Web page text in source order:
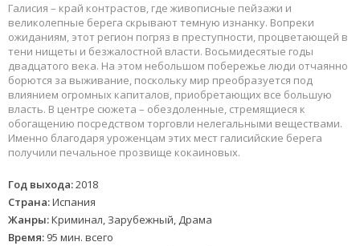
Галисия – край контрастов, где живописные пейзажи и
великолепные берега скрывают темную изнанку. Вопреки
ожиданиям, этот регион погряз в преступности, процветающей в
тени нищеты и безжалостной власти. Восьмидесятые годы
двадцатого века. На этом небольшом побережье люди отчаянно
борются за выживание, поскольку мир преобразуется под
влиянием огромных капиталов, приобретающих все большую
власть. В центре сюжета – обездоленные, стремящиеся к
обогащению посредством торговли нелегальными веществами.
Именно благодаря уроженцам этих мест галисийские берега
получили печальное прозвище кокаиновых.
Год выхода:2018
Страна:Испания
Жанры:Криминал, Зарубежный, Драма
Время: 95 мин. всего